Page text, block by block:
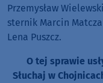
Przemysław
sternik Marcin
Lena Puszcz.
O tej sprawie
Słuchaj w